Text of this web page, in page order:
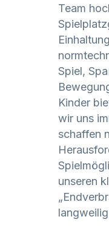
Team
Spiel,
Kinder
wir uns
schaffen
unseren